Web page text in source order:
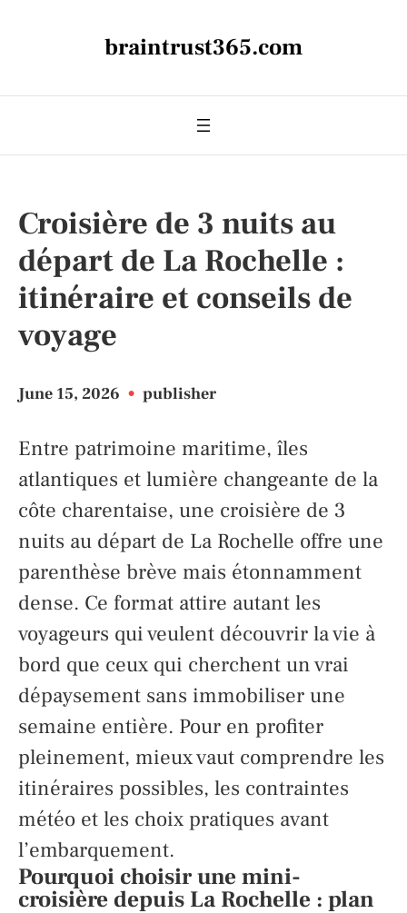
braintrust365.com
Croisière de 3 nuits au
départ de La Rochelle :
itinéraire et conseils de
voyage
June 15, 2026 • publisher
Entre patrimoine maritime, îles
atlantiques et lumière changeante de la
côte charentaise, une croisière de 3
nuits au départ de La Rochelle offre une
parenthèse brève mais étonnamment
dense. Ce format attire autant les
voyageurs qui veulent découvrir la vie à
bord que ceux qui cherchent un vrai
dépaysement sans immobiliser une
semaine entière. Pour en profiter
pleinement, mieux vaut comprendre les
itinéraires possibles, les contraintes
météo et les choix pratiques avant
l’embarquement.
Pourquoi choisir une mini-
croisière depuis La Rochelle : plan